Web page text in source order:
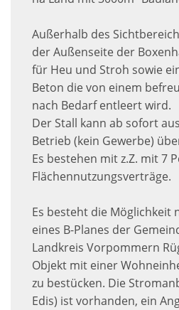
Außerhalb des
der Außenseite der
für Heu und Stroh sowie
Beton die von einem
nach Bedarf entleert wird.
Der Stall kann ab sofort
Betrieb (kein Gewerbe)
Es bestehen mit z.Z. mit 7
Flächennutzungsverträge.
Es besteht die Möglichkeit
eines B-Planes der
Landkreis Vorpommern
Objekt mit einer
zu bestücken. Die
Edis) ist vorhanden, ein